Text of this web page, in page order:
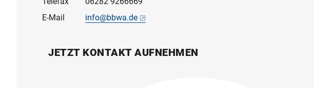
E-Mail
info@bbwa.de
JETZT KONTAKT AUFNEHMEN